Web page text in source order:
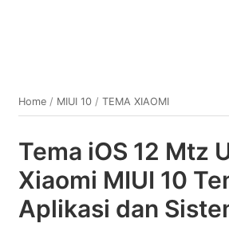
Home / MIUI 10 /TEMA XIAOMI
Tema iOS 12 Mtz
Xiaomi MIUI 10
Aplikasi dan